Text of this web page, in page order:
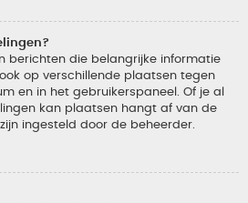
berichten die belangrijke informatie
op verschillende plaatsen tegen
en in het gebruikerspaneel. Of je al
kan plaatsen hangt af van de
ingesteld door de beheerder.